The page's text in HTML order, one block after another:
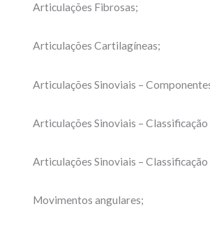
Articulações Fibrosas;
Articulações Cartilagíneas;
Articulações Sinoviais –
Articulações Sinoviais –
Articulações Sinoviais –
Movimentos angulares;